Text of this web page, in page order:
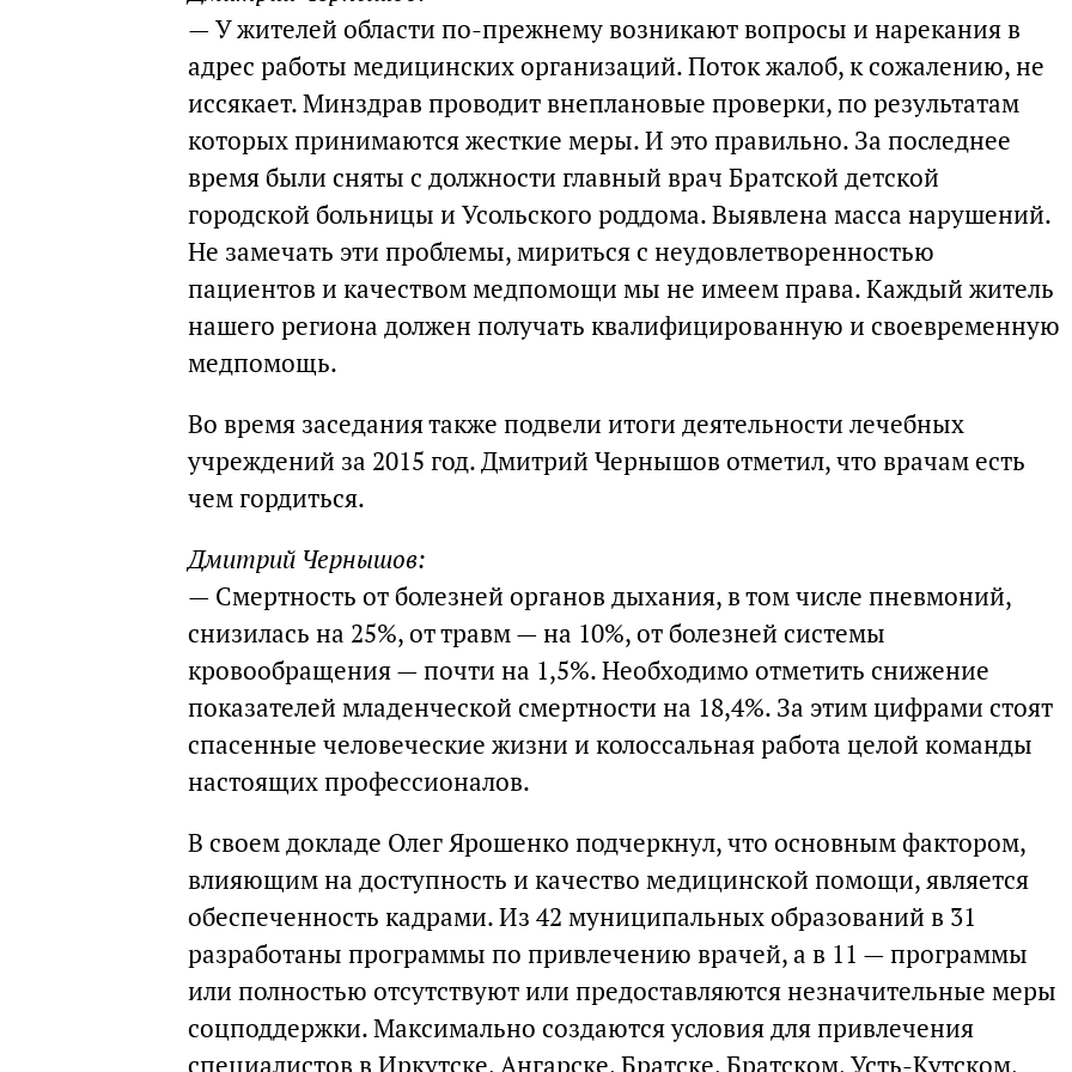
— У жителей области по-прежнему возникают вопросы и нарекания в
адрес работы медицинских организаций. Поток жалоб, к сожалению, не
иссякает. Минздрав проводит внеплановые проверки, по результатам
которых принимаются жесткие меры. И это правильно. За последнее
время были сняты с должности главный врач Братской детской
городской больницы и Усольского роддома. Выявлена масса нарушений.
Не замечать эти проблемы, мириться с неудовлетворенностью
пациентов и качеством медпомощи мы не имеем права. Каждый житель
нашего региона должен получать квалифицированную и своевременную
медпомощь.
Во время заседания также подвели итоги деятельности лечебных
учреждений за 2015 год. Дмитрий Чернышов отметил, что врачам есть
чем гордиться.
Дмитрий Чернышов:
— Смертность от болезней органов дыхания, в том числе пневмоний,
снизилась на 25%, от травм — на 10%, от болезней системы
кровообращения — почти на 1,5%. Необходимо отметить снижение
показателей младенческой смертности на 18,4%. За этим цифрами стоят
спасенные человеческие жизни и колоссальная работа целой команды
настоящих профессионалов.
В своем докладе Олег Ярошенко подчеркнул, что основным фактором,
влияющим на доступность и качество медицинской помощи, является
обеспеченность кадрами. Из 42 муниципальных образований в 31
разработаны программы по привлечению врачей, а в 11 — программы
или полностью отсутствуют или предоставляются незначительные меры
соцподдержки. Максимально создаются условия для привлечения
специалистов в Иркутске, Ангарске, Братске, Братском, Усть-Кутском,